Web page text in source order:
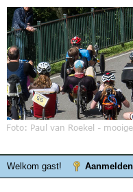
Welkom gast! Aanmelden